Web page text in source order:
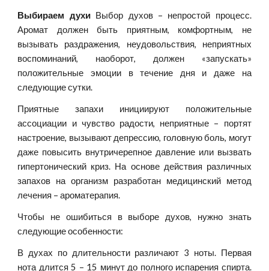
Выбираем духиВыбор духов – непростой процесс.
Аромат должен быть приятным, комфортным, не
вызывать раздражения, неудовольствия, неприятных
воспоминаний, наоборот, должен «запускать»
положительные эмоции в течение дня и даже на
следующие сутки.
Приятные запахи инициируют положительные
ассоциации и чувство радости, неприятные – портят
настроение, вызывают депрессию, головную боль, могут
даже повысить внутричерепное давление или вызвать
гипертонический криз. На основе действия различных
запахов на организм разработан медицинский метод
лечения – ароматерапия.
Чтобы не ошибиться в выборе духов, нужно знать
следующие особенности:
В духах по длительности различают 3 ноты. Первая
нота длится 5 – 15 минут до полного испарения спирта.